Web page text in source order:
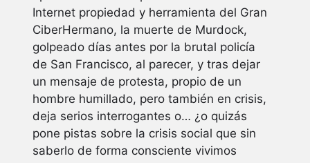
Internet propiedad y herramienta del Gran
CiberHermano, la muerte de Murdock,
golpeado días antes por la brutal policía
de San Francisco, al parecer, y tras dejar
un mensaje de protesta, propio de un
hombre humillado, pero también en crisis,
deja serios interrogantes o… ¿o quizás
pone pistas sobre la crisis social que sin
saberlo de forma consciente vivimos